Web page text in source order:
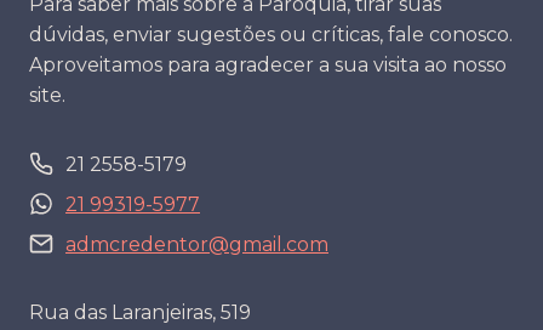
Para saber mais sobre a Paróquia, tirar suas
dúvidas, enviar sugestões ou críticas, fale conosco.
Aproveitamos para agradecer a sua visita ao nosso
site.
21 2558-5179
21 99319-5977
admcredentor@gmail.com
Rua das Laranjeiras, 519